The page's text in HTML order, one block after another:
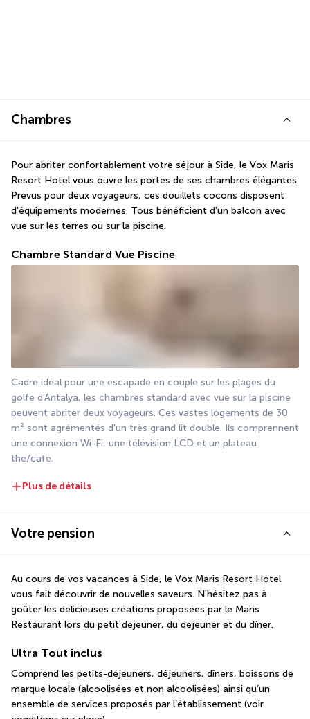
Chambres
Pour abriter confortablement votre séjour à Side, le Vox Maris
Resort Hotel vous ouvre les portes de ses chambres élégantes.
Prévus pour deux voyageurs, ces douillets cocons disposent
d'équipements modernes. Tous bénéficient d'un balcon avec
vue sur les terres ou sur la piscine.
Chambre Standard Vue Piscine
Cadre idéal pour une escapade en couple sur les plages du
golfe d'Antalya, les chambres standard avec vue sur la piscine
peuvent abriter deux voyageurs. Ces vastes logements de 30
m² sont agrémentés d'un très grand lit double. Ils comprennent
une connexion Wi-Fi, une télévision LCD et un plateau
thé/café.
Plus de détails
Votre pension
Au cours de vos vacances à Side, le Vox Maris Resort Hotel
vous fait découvrir de nouvelles saveurs. N'hésitez pas à
goûter les délicieuses créations proposées par le Maris
Restaurant lors du petit déjeuner, du déjeuner et du dîner.
Ultra Tout inclus
Comprend les petits-déjeuners, déjeuners, dîners, boissons de
marque locale (alcoolisées et non alcoolisées) ainsi qu’un
ensemble de services proposés par l’établissement (voir